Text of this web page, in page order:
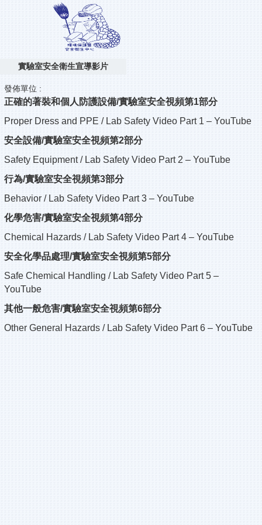
實驗室安全衛生宣導影片
發佈單位 :
正確的著裝和個人防護設備/實驗室安全視頻第1部分
Proper Dress and PPE / Lab Safety Video Part 1 – YouTube
安全設備/實驗室安全視頻第2部分
Safety Equipment / Lab Safety Video Part 2 – YouTube
行為/實驗室安全視頻第3部分
Behavior / Lab Safety Video Part 3 – YouTube
化學危害/實驗室安全視頻第4部分
Chemical Hazards / Lab Safety Video Part 4 – YouTube
安全化學品處理/實驗室安全視頻第5部分
Safe Chemical Handling / Lab Safety Video Part 5 –
YouTube
其他一般危害/實驗室安全視頻第6部分
Other General Hazards / Lab Safety Video Part 6 – YouTube